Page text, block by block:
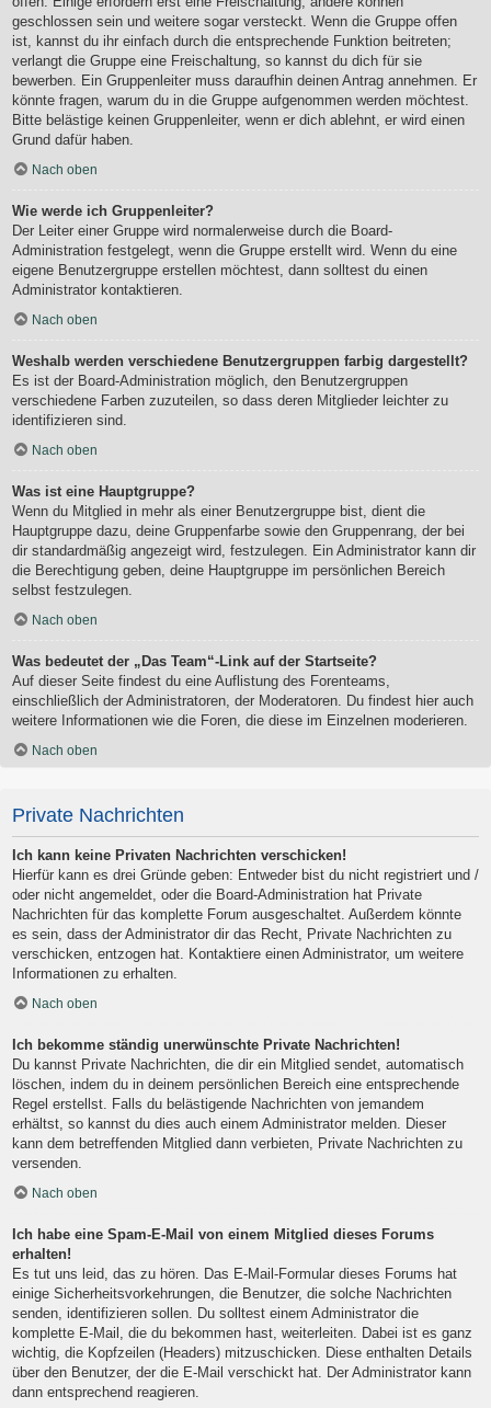
geschlossen sein und weitere sogar versteckt. Wenn die Gruppe offen
ist, kannst du ihr einfach durch die entsprechende Funktion beitreten;
verlangt die Gruppe eine Freischaltung, so kannst du dich für sie
bewerben. Ein Gruppenleiter muss daraufhin deinen Antrag annehmen. Er
könnte fragen, warum du in die Gruppe aufgenommen werden möchtest.
Bitte belästige keinen Gruppenleiter, wenn er dich ablehnt, er wird einen
Grund dafür haben.
Nach oben
Wie werde ich Gruppenleiter?
Der Leiter einer Gruppe wird normalerweise durch die Board-
Administration festgelegt, wenn die Gruppe erstellt wird. Wenn du eine
eigene Benutzergruppe erstellen möchtest, dann solltest du einen
Administrator kontaktieren.
Nach oben
Weshalb werden verschiedene Benutzergruppen farbig dargestellt?
Es ist der Board-Administration möglich, den Benutzergruppen
verschiedene Farben zuzuteilen, so dass deren Mitglieder leichter zu
identifizieren sind.
Nach oben
Was ist eine Hauptgruppe?
Wenn du Mitglied in mehr als einer Benutzergruppe bist, dient die
Hauptgruppe dazu, deine Gruppenfarbe sowie den Gruppenrang, der bei
dir standardmäßig angezeigt wird, festzulegen. Ein Administrator kann dir
die Berechtigung geben, deine Hauptgruppe im persönlichen Bereich
selbst festzulegen.
Nach oben
Was bedeutet der „Das Team“-Link auf der Startseite?
Auf dieser Seite findest du eine Auflistung des Forenteams,
einschließlich der Administratoren, der Moderatoren. Du findest hier auch
weitere Informationen wie die Foren, die diese im Einzelnen moderieren.
Nach oben
Private Nachrichten
Ich kann keine Privaten Nachrichten verschicken!
Hierfür kann es drei Gründe geben: Entweder bist du nicht registriert und /
oder nicht angemeldet, oder die Board-Administration hat Private
Nachrichten für das komplette Forum ausgeschaltet. Außerdem könnte
es sein, dass der Administrator dir das Recht, Private Nachrichten zu
verschicken, entzogen hat. Kontaktiere einen Administrator, um weitere
Informationen zu erhalten.
Nach oben
Ich bekomme ständig unerwünschte Private Nachrichten!
Du kannst Private Nachrichten, die dir ein Mitglied sendet, automatisch
löschen, indem du in deinem persönlichen Bereich eine entsprechende
Regel erstellst. Falls du belästigende Nachrichten von jemandem
erhältst, so kannst du dies auch einem Administrator melden. Dieser
kann dem betreffenden Mitglied dann verbieten, Private Nachrichten zu
versenden.
Nach oben
Ich habe eine Spam-E-Mail von einem Mitglied dieses Forums
erhalten!
Es tut uns leid, das zu hören. Das E-Mail-Formular dieses Forums hat
einige Sicherheitsvorkehrungen, die Benutzer, die solche Nachrichten
senden, identifizieren sollen. Du solltest einem Administrator die
komplette E-Mail, die du bekommen hast, weiterleiten. Dabei ist es ganz
wichtig, die Kopfzeilen (Headers) mitzuschicken. Diese enthalten Details
über den Benutzer, der die E-Mail verschickt hat. Der Administrator kann
dann entsprechend reagieren.